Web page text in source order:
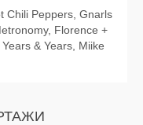
Chili Peppers, Gnarls
Florence +
& Years, Miike